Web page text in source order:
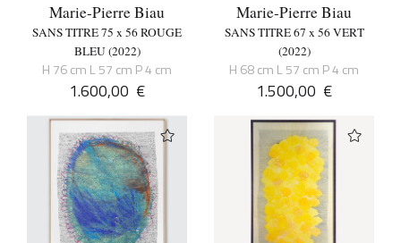
Marie-Pierre Biau
SANS TITRE 75 x 56 ROUGE
BLEU (2022)
H 76 cm L 57 cm P 4 cm
1.600,00 €
Marie-Pierre Biau
SANS TITRE 67 x 56 VERT
(2022)
H 68 cm L 57 cm P 4 cm
1.500,00 €